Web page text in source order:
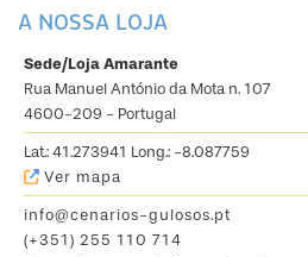
A NOSSA LOJA
Sede/Loja Amarante
Rua Manuel António da Mota n. 107
4600-209 - Portugal
Lat.: 41.273941 Long.: -8.087759
Ver mapa
info@cenarios-gulosos.pt
(+351) 255 110 714